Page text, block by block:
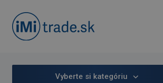
Vyberte si kategóriu